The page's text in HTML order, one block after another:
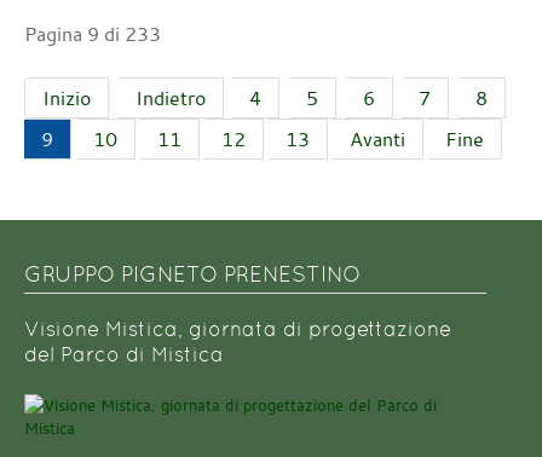
Pagina 9 di 233
Inizio Indietro 4 5 6 7
8
9
10 11 12 13 Avanti Fine
GRUPPO PIGNETO PRENESTINO
Visione Mistica, giornata di progettazione
del Parco di Mistica